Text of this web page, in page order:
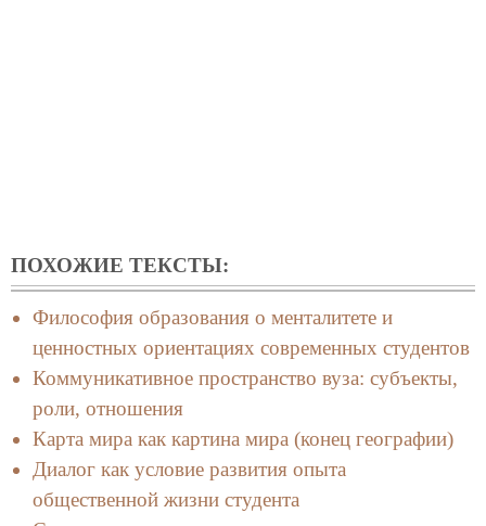
ПОХОЖИЕ ТЕКСТЫ:
Философия образования о менталитете и
ценностных ориентациях современных студентов
Коммуникативное пространство вуза: субъекты,
роли, отношения
Карта мира как картина мира (конец географии)
Диалог как условие развития опыта
общественной жизни студента